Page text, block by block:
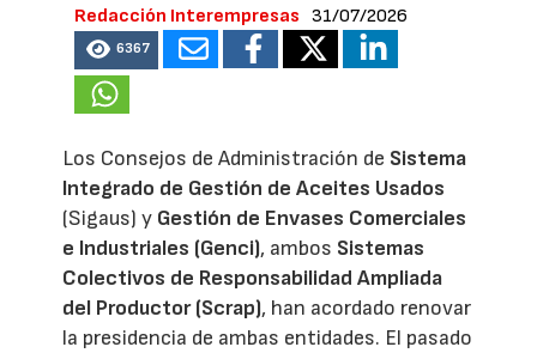
Redacción Interempresas 31/07/2026
6367
Los Consejos de Administración de Sistema
Integrado de Gestión de Aceites Usados
(Sigaus) y Gestión de Envases Comerciales
e Industriales (Genci), ambos Sistemas
Colectivos de Responsabilidad Ampliada
del Productor (Scrap), han acordado renovar
la presidencia de ambas entidades. El pasado